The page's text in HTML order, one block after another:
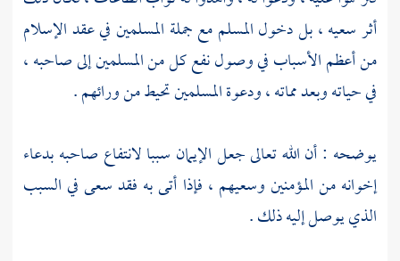
أثر سعيه ، بل دخول المسلم مع جملة المسلمين في عقد الإسلام
من أعظم الأسباب في وصول نفع كل من المسلمين إلى صاحبه ،
في حياته وبعد مماته ، ودعوة المسلمين تحيط من ورائهم .
يوضحه : أن الله تعالى جعل الإيمان سببا لانتفاع صاحبه بدعاء
إخوانه من المؤمنين وسعيهم ، فإذا أتى به فقد سعى في السبب
الذي يوصل إليه ذلك .